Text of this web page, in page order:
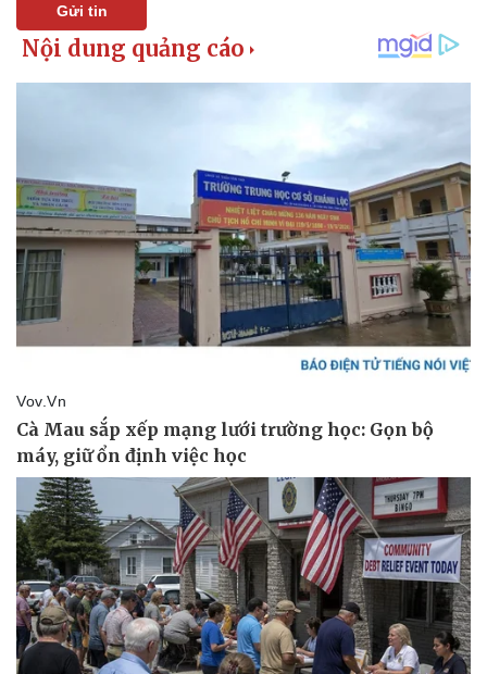
Doanh nghiệp
Thông tin doanh nghiệp
Doanh nghiệp 24h
Doanh nhân
Công nghệ
Sành điệu
Tin Công nghệ
Trải nghiệm
Chuyển đổi số
Gửi tin